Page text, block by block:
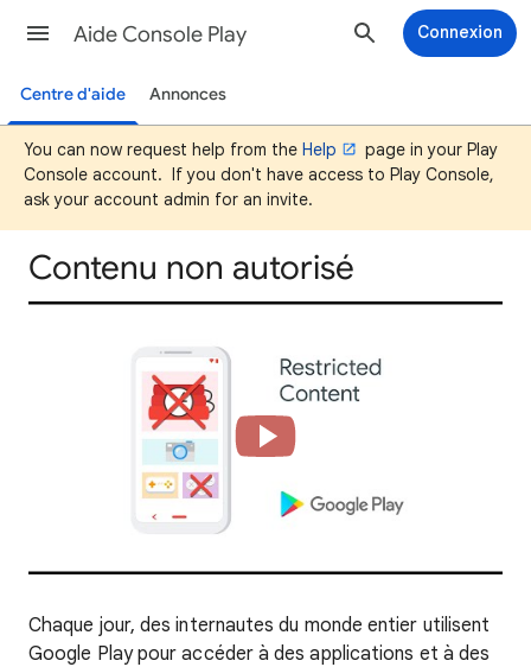
Aide Console Play Connexion
Centre d'aide Annonces
You can now request help from the Help
page in your Play
Console account. If you don't have access to Play Console,
ask your account admin for an invite.
Contenu non autorisé
Chaque jour, des internautes du monde entier utilisent
Google Play pour accéder à des applications et à des